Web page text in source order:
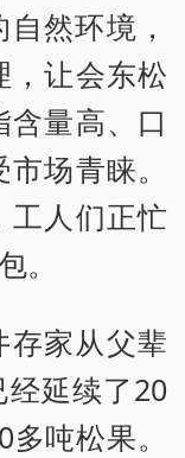
然环境，
，让会东松
量高、口
场青睐。
工人们正忙
。
家从父辈
延续了20
吨松果。